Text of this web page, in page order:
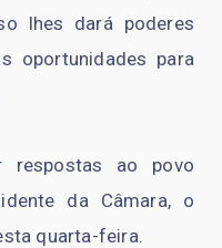
lhes dará poderes
oportunidades para
ao povo
da Câmara, o
quarta-feira.